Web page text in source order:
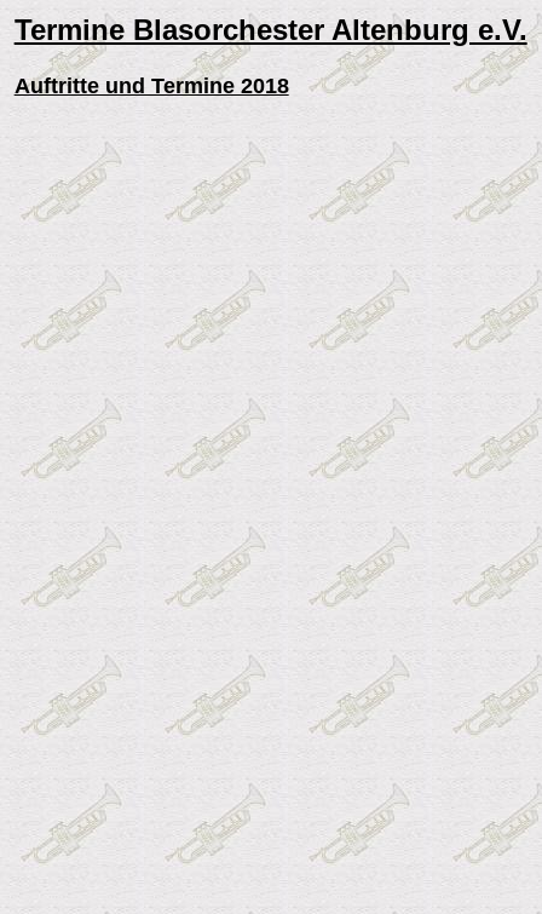
Termine Blasorchester Altenburg e.V.
Auftritte und Termine 2018